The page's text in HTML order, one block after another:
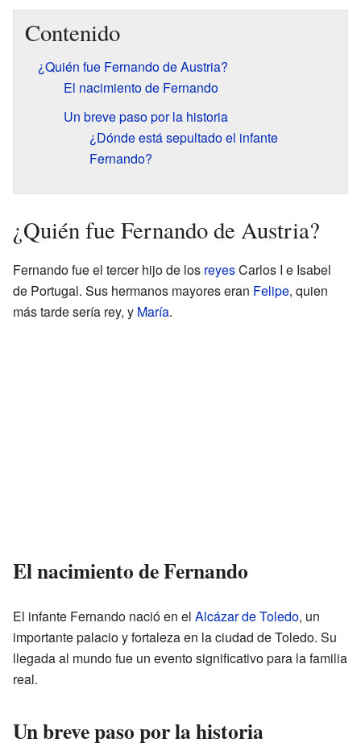
Contenido
¿Quién fue Fernando de Austria?
El nacimiento de Fernando
Un breve paso por la historia
¿Dónde está sepultado el infante
Fernando?
¿Quién fue Fernando de Austria?
Fernando fue el tercer hijo de los reyesCarlos I e Isabel
de Portugal. Sus hermanos mayores eran Felipe, quien
más tarde sería rey, y María.
El nacimiento de Fernando
El infante Fernando nació en el Alcázar de Toledo, un
importante palacio y fortaleza en la ciudad de Toledo. Su
llegada al mundo fue un evento significativo para la familia
real.
Un breve paso por la historia